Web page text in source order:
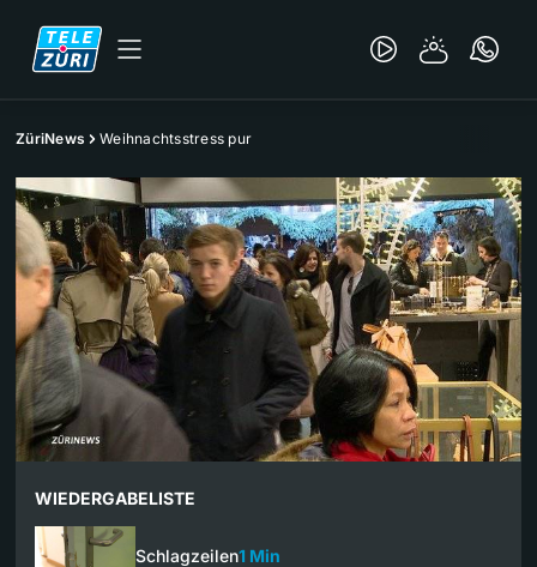
ZüriNews Weihnachtsstress pur
WIEDERGABELISTE
Schlagzeilen1 Min